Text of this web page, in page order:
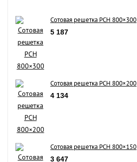
Сотовая решетка РСН 800×300
5 187
Сотовая решетка РСН 800×200
4 134
Сотовая решетка РСН 800×150
3 647